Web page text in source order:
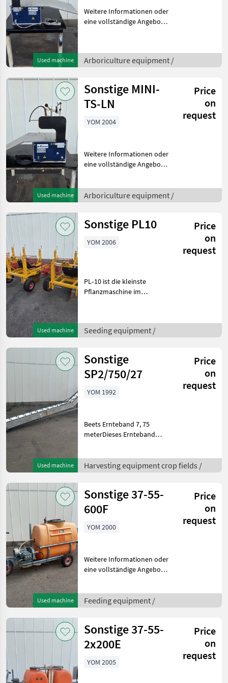
Used machine
Weitere Informationen oder
eine vollständige Angebot?
Duijndam Machines
Website! Sie können uns
Arboriculture equipment /
Used machine
Sonstige MINI-
TS-LN
Price
on
request
YOM 2004
Weitere Informationen oder
eine vollständige Angebot?
Duijndam Machines
Website! Sie können uns
Arboriculture equipment /
Used machine
Sonstige PL10
Price
on
request
YOM 2006
PL‑10 ist die kleinste
Pflanzmaschine im
von Unterlagen,
Jungpflanzen, Koniferen
PflanztypenMit Drei
Seeding equipment /
Used machine
Sonstige
SP2/750/27
Price
on
request
YOM 1992
Beets Ernteband 7, 75
meterDieses Ernteband
handwerklich geerntes
Gewächs, wie zB.
Sellerie, R
Harvesting equipment crop fields /
Used machine
Sonstige 37-55-
600F
Price
on
request
YOM 2000
Weitere Informationen oder
eine vollständige Angebot?
Duijndam Machines
Website! Sie können uns
Feeding equipment /
Sonstige 37-55-
2x200E
Price
on
request
YOM 2005